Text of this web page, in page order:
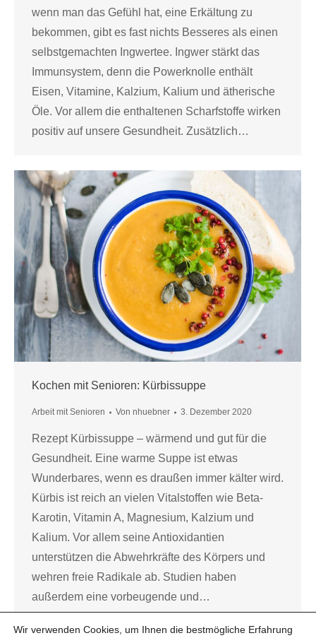
wenn man das Gefühl hat, eine Erkältung zu
bekommen, gibt es fast nichts Besseres als einen
selbstgemachten Ingwertee. Ingwer stärkt das
Immunsystem, denn die Powerknolle enthält
Eisen, Vitamine, Kalzium, Kalium und ätherische
Öle. Vor allem die enthaltenen Scharfstoffe wirken
positiv auf unsere Gesundheit. Zusätzlich…
Kochen mit Senioren: Kürbissuppe
Arbeit mit Senioren Von nhuebner 3. Dezember 2020
Rezept Kürbissuppe – wärmend und gut für die
Gesundheit. Eine warme Suppe ist etwas
Wunderbares, wenn es draußen immer kälter wird.
Kürbis ist reich an vielen Vitalstoffen wie Beta-
Karotin, Vitamin A, Magnesium, Kalzium und
Kalium. Vor allem seine Antioxidantien
unterstützen die Abwehrkräfte des Körpers und
wehren freie Radikale ab. Studien haben
außerdem eine vorbeugende und…
Wir verwenden Cookies, um Ihnen die bestmögliche Erfahrung